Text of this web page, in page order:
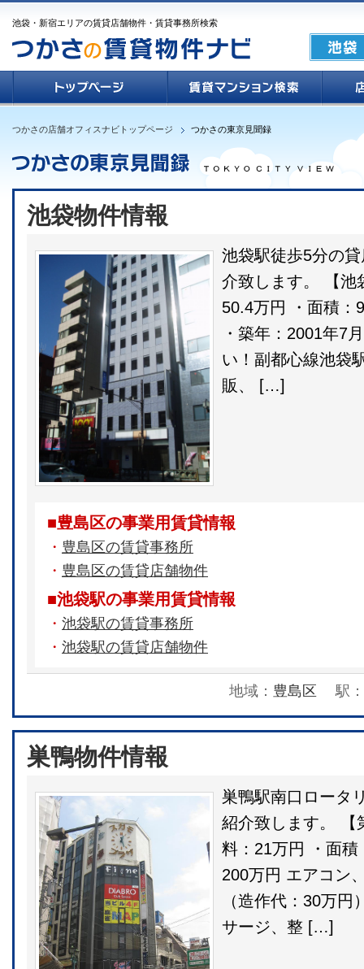
池袋・新宿エリアの賃貸店舗物件・賃貸事務所検索
つかさの店舗オフィスナビトップページ つかさの東京見聞録
池袋物件情報
池袋駅徒歩5分の
介致します。 【池
50.4万円 ・面積：
・築年：2001年7
い！副都心線池袋
販、 […]
■豊島区の事業用賃貸情報
・ 豊島区の賃貸事務所
・ 豊島区の賃貸店舗物件
■池袋駅の事業用賃貸情報
・ 池袋駅の賃貸事務所
・ 池袋駅の賃貸店舗物件
地域： 豊島区 駅：
巣鴨物件情報
巣鴨駅南口ロータ
紹介致します。 【
料：21万円 ・面
200万円 エアコン
（造作代：30万
サージ、整 […]